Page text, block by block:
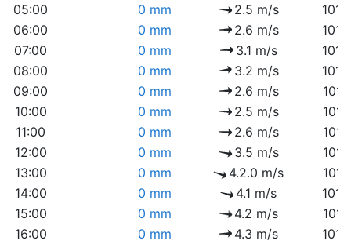
05:00
0 mm 2.5 m/s
06:00
0 mm 2.6 m/s
07:00
0 mm 3.1 m/s
08:00
0 mm 3.2 m/s
09:00
0 mm 2.6 m/s
10:00
0 mm 2.5 m/s
11:00
0 mm 2.6 m/s
12:00
0 mm 3.5 m/s
13:00
0 mm 4.2.0 m/s
14:00
0 mm 4.1 m/s
15:00
0 mm 4.2 m/s
16:00
0 mm 4.3 m/s